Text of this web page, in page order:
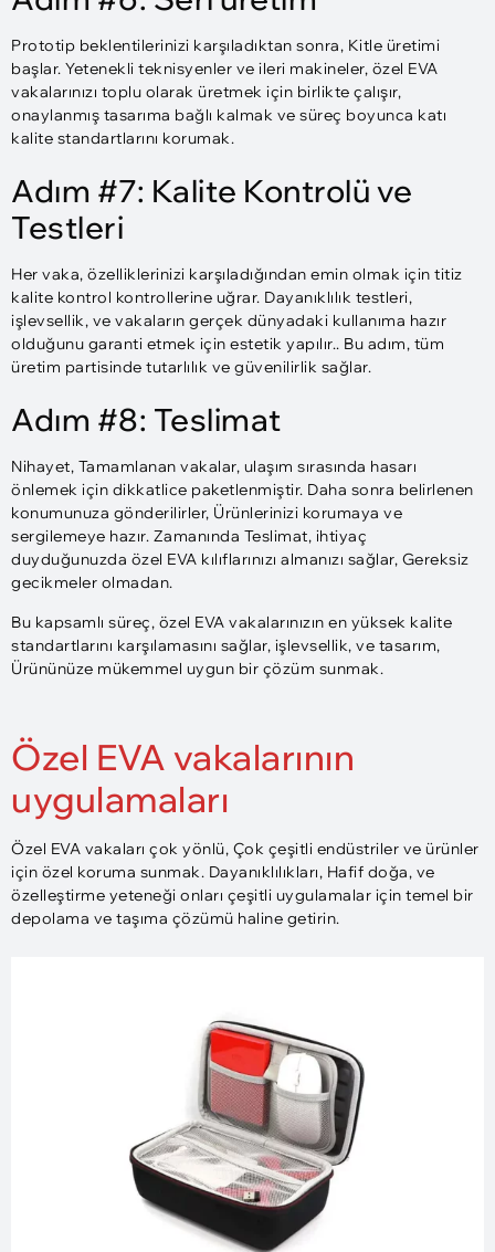
Prototip beklentilerinizi karşıladıktan sonra, Kitle üretimi
başlar. Yetenekli teknisyenler ve ileri makineler, özel EVA
vakalarınızı toplu olarak üretmek için birlikte çalışır,
onaylanmış tasarıma bağlı kalmak ve süreç boyunca katı
kalite standartlarını korumak.
Adım #7: Kalite Kontrolü ve
Testleri
Her vaka, özelliklerinizi karşıladığından emin olmak için titiz
kalite kontrol kontrollerine uğrar. Dayanıklılık testleri,
işlevsellik, ve vakaların gerçek dünyadaki kullanıma hazır
olduğunu garanti etmek için estetik yapılır.. Bu adım, tüm
üretim partisinde tutarlılık ve güvenilirlik sağlar.
Adım #8: Teslimat
Nihayet, Tamamlanan vakalar, ulaşım sırasında hasarı
önlemek için dikkatlice paketlenmiştir. Daha sonra belirlenen
konumunuza gönderilirler, Ürünlerinizi korumaya ve
sergilemeye hazır. Zamanında Teslimat, ihtiyaç
duyduğunuzda özel EVA kılıflarınızı almanızı sağlar, Gereksiz
gecikmeler olmadan.
Bu kapsamlı süreç, özel EVA vakalarınızın en yüksek kalite
standartlarını karşılamasını sağlar, işlevsellik, ve tasarım,
Ürününüze mükemmel uygun bir çözüm sunmak.
Özel EVA vakalarının
uygulamaları
Özel EVA vakaları çok yönlü, Çok çeşitli endüstriler ve ürünler
için özel koruma sunmak. Dayanıklılıkları, Hafif doğa, ve
özelleştirme yeteneği onları çeşitli uygulamalar için temel bir
depolama ve taşıma çözümü haline getirin.